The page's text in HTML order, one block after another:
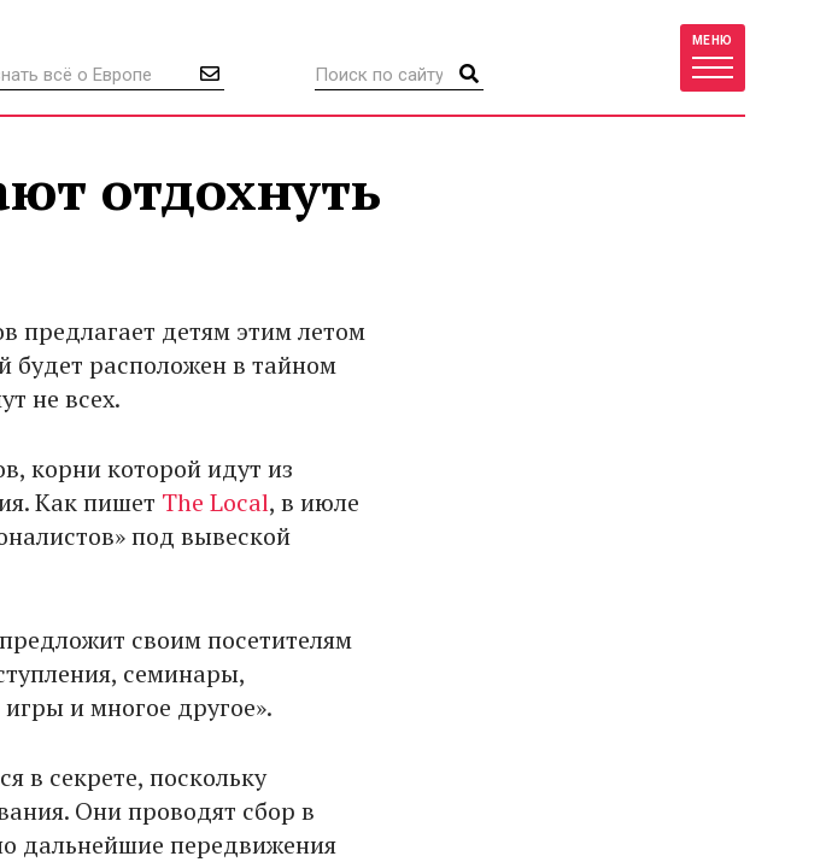
МЕНЮ
отдохнуть
предлагает детям этим летом
будет расположен в тайном
не всех.
корни которой идут из
Как пишет The Local, в июле
под вывеской
своим посетителям
семинары,
и многое другое».
в секрете, поскольку
Они проводят сбор в
дальнейшие передвижения